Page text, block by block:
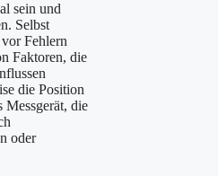
sein und
Selbst
Fehlern
Faktoren, die
die Position
Messgerät, die
oder